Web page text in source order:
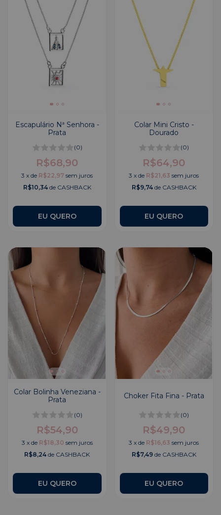
Escapulário Nª Senhora -
Prata
(0)
R$68,90
3 xde R$22,97 sem juros
R$10,34de CASHBACK
Colar Mini Cristo -
Dourado
(0)
R$64,90
3 xde R$21,63 sem juros
R$9,74de CASHBACK
Colar Bolinha Veneziana -
Prata
(0)
R$54,90
3 x de R$18,30 sem juros
R$8,24 de CASHBACK
Choker Fita Fina - Prata
(0)
R$49,90
3 xde R$16,63 sem juros
R$7,49de CASHBACK